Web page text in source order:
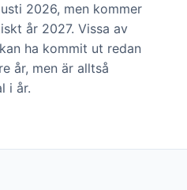
2026, men kommer
år 2027. Vissa av
ha kommit ut redan
år, men är alltså
i år.